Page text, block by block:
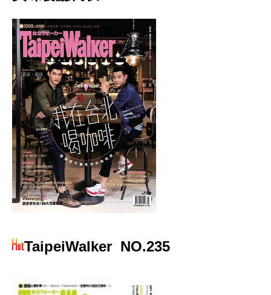
TaipeiWalker NO.235